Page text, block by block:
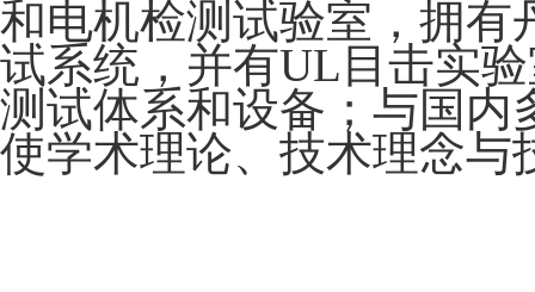
和电机检测试验室，拥
试系统，并有UL目击实
测试体系和设备；与国内
使学术理论、技术理念与